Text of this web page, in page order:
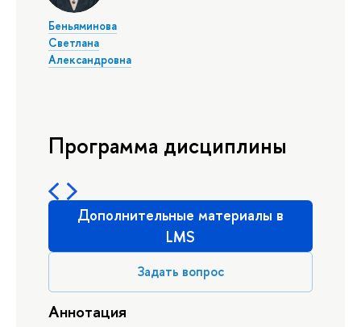
Беньяминова
Светлана
Александровна
Программа дисциплины
Дополнительные материалы в
LMS
Задать вопрос
Аннотация